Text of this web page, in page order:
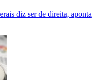
diz ser de direita, aponta